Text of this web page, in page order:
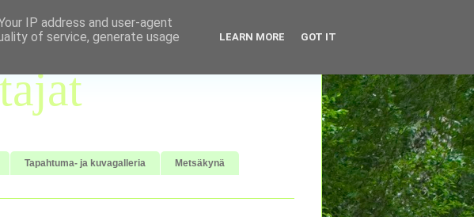
Tapahtuma- ja kuvagalleria Metsäkynä
IP address and user-agent
of service, generate usage
LEARN MORE GOT IT